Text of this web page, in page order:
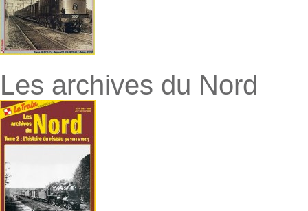
Les archives du Nord